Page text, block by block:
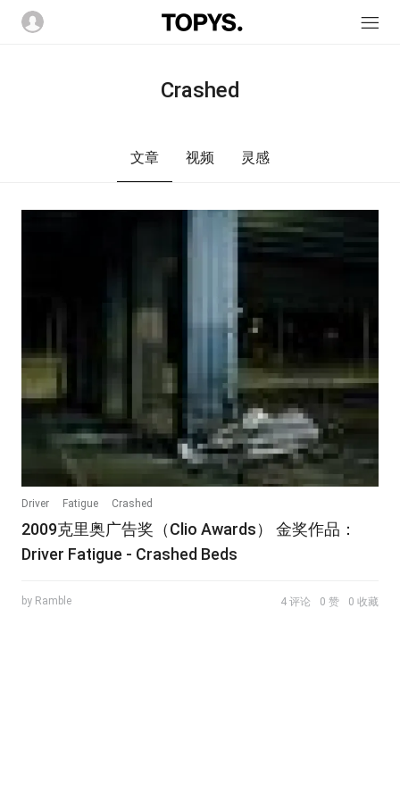
Crashed
文章 视频 灵感
Driver Fatigue Crashed
2009克里奥广告奖（Clio Awards） 金奖作品：
Driver Fatigue - Crashed Beds
by Ramble 4 评论 0 赞 0 收藏